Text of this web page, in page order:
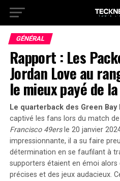
GÉNÉRAL
Rapport : Les
Jordan Love au
le mieux payé de
Le quarterback des Green
captivé les fans lors du match
Francisco 49ersle 20 janvier
impressionnante, il a su faire
détermination en se faufilant à
supporters étaient en émoi alors
précises et des jeux audacieux.